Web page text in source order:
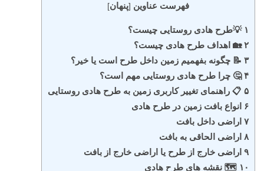
فهرست عناوین [پنهان]
۱ 💡طرح هادی روستایی چیست؟
۲ 🏡 اهداف طرح هادی چیست؟
۳ 📝 چگونه بفهمیم زمین داخل طرح است یا خیر؟
۴ 🤔 چرا طرح هادی روستایی مهم است؟
۵ 📋 راهنمای تغییر کاربری زمین به طرح هادی روستایی
۶ انواع بافت زمین در طرح هادی
۷ اراضی داخل بافت
۸ اراضی الحاقی به بافت
۹ اراضی خارج از طرح یا اراضی خارج از بافت
۱۰ 🗺 نقشه های طرح هادی